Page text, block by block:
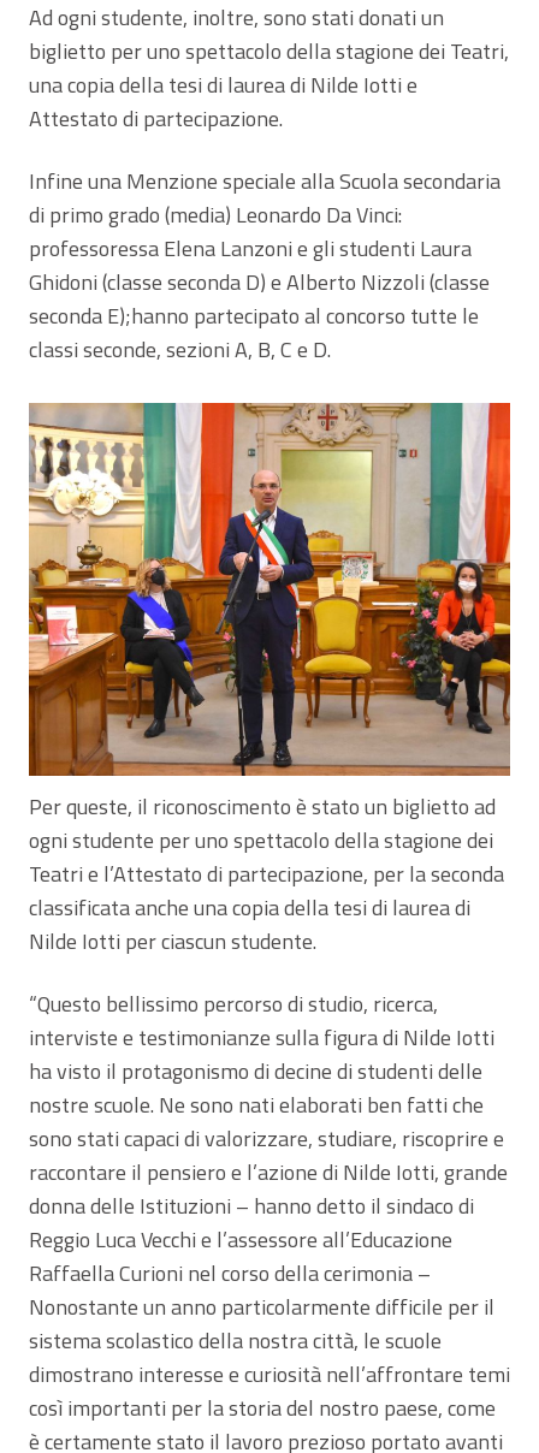
Ad ogni studente, inoltre, sono stati donati un
biglietto per uno spettacolo della stagione dei Teatri,
una copia della tesi di laurea di Nilde Iotti e
Attestato di partecipazione.
Infine una Menzione speciale alla Scuola secondaria
di primo grado (media) Leonardo Da Vinci:
professoressa Elena Lanzoni e gli studenti Laura
Ghidoni (classe seconda D) e Alberto Nizzoli (classe
seconda E);hanno partecipato al concorso tutte le
classi seconde, sezioni A, B, C e D.
Per queste, il riconoscimento è stato un biglietto ad
ogni studente per uno spettacolo della stagione dei
Teatri e l’Attestato di partecipazione, per la seconda
classificata anche una copia della tesi di laurea di
Nilde Iotti per ciascun studente.
“Questo bellissimo percorso di studio, ricerca,
interviste e testimonianze sulla figura di Nilde Iotti
ha visto il protagonismo di decine di studenti delle
nostre scuole. Ne sono nati elaborati ben fatti che
sono stati capaci di valorizzare, studiare, riscoprire e
raccontare il pensiero e l’azione di Nilde Iotti, grande
donna delle Istituzioni – hanno detto il sindaco di
Reggio Luca Vecchi e l’assessore all’Educazione
Raffaella Curioni nel corso della cerimonia –
Nonostante un anno particolarmente difficile per il
sistema scolastico della nostra città, le scuole
dimostrano interesse e curiosità nell’affrontare temi
così importanti per la storia del nostro paese, come
è certamente stato il lavoro prezioso portato avanti